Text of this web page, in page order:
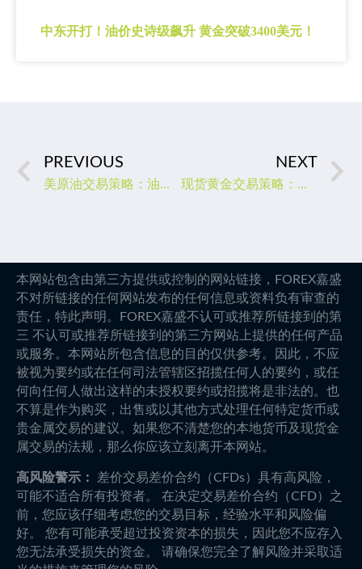
中东开打！油价史诗级飙升 黄金突破3400美元！
PREVIOUS
美原油交易策略：油价短线下行风险仍存，关注72.24附近支撑
NEXT
现货黄金交易策略：金价低位震荡，美联储会议纪要或助力空头
本网站包含由第三方提供或控制的网站链接，FOREX嘉盛
不对所链接的任何网站发布的任何信息或资料负有审查的
责任，特此声明。FOREX嘉盛不认可或推荐所链接到的第
三 不认可或推荐所链接到的第三方网站上提供的任何产品
或服务。本网站所包含信息的目的仅供参考。因此，不应
被视为要约或在任何司法管辖区招揽任何人的要约，或任
何向任何人做出这样的未授权要约或招揽将是非法的。也
不算是作为购买，出售或以其他方式处理任何特定货币或
贵金属交易的建议。如果您不清楚您的本地货币及现货金
属交易的法规，那么你应该立刻离开本网站。
高风险警示：
差价交易差价合约（CFDs）具有高风险，
可能不适合所有投资者。 在决定交易差价合约（CFD）之
前，您应该仔细考虑您的交易目标，经验水平和风险偏
好。 您有可能承受超过投资资本的损失，因此您不应存入
您无法承受损失的资金。 请确保您完全了解风险并采取适